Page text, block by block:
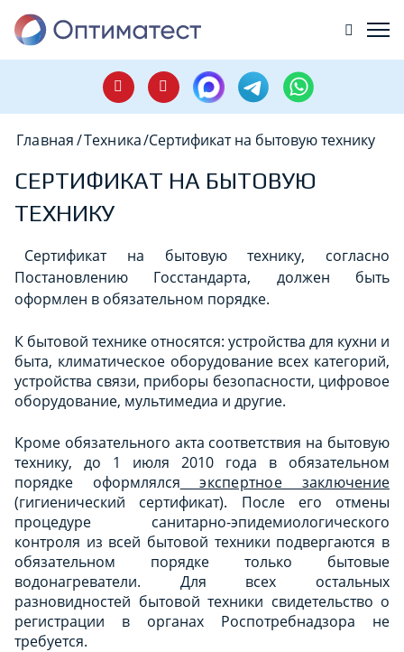
Главная/Техника/Сертификат на бытовую технику
СЕРТИФИКАТ НА БЫТОВУЮ
ТЕХНИКУ
Сертификат на бытовую технику, согласно
Постановлению Госстандарта, должен быть
оформлен в обязательном порядке.
К бытовой технике относятся: устройства для кухни и
быта, климатическое оборудование всех категорий,
устройства связи, приборы безопасности, цифровое
оборудование, мультимедиа и другие.
Кроме обязательного акта соответствия на бытовую
технику, до 1 июля 2010 года в обязательном
порядке оформлялся экспертное заключение
(гигиенический сертификат). После его отмены
процедуре санитарно-эпидемиологического
контроля из всей бытовой техники подвергаются в
обязательном порядке только бытовые
водонагреватели. Для всех остальных
разновидностей бытовой техники свидетельство о
регистрации в органах Роспотребнадзора не
требуется.